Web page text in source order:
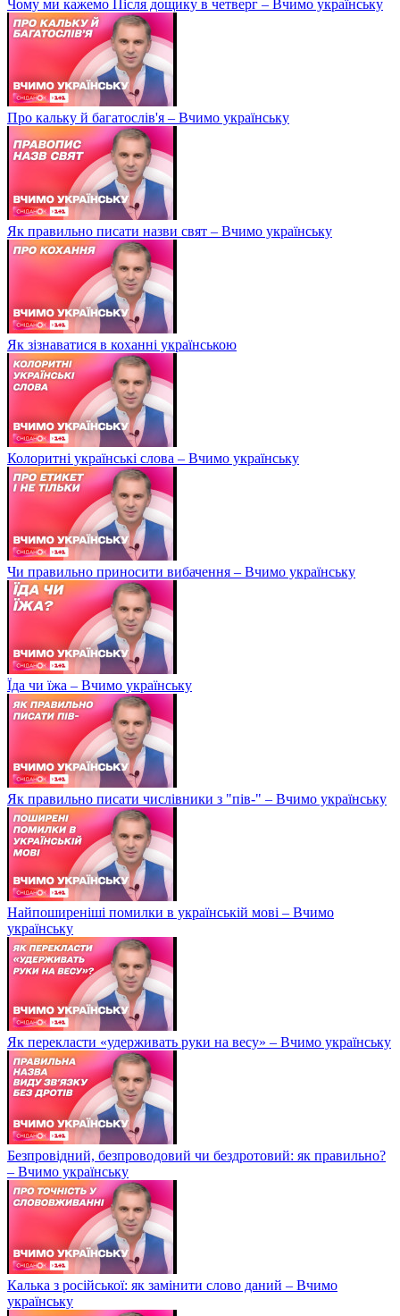
Чому ми кажемо Після дощику в четверг – Вчимо українську
Про кальку й багатослів'я – Вчимо українську
Як правильно писати назви свят – Вчимо українську
Як зізнаватися в коханні українською
Колоритні українські слова – Вчимо українську
Чи правильно приносити вибачення – Вчимо українську
Їда чи їжа – Вчимо українську
Як правильно писати числівники з "пів-" – Вчимо українську
Найпоширеніші помилки в українській мові – Вчимо
українську
Як перекласти «удерживать руки на весу» – Вчимо українську
Безпровідний, безпроводовий чи бездротовий: як правильно?
– Вчимо українську
Калька з російської: як замінити слово даний – Вчимо
українську